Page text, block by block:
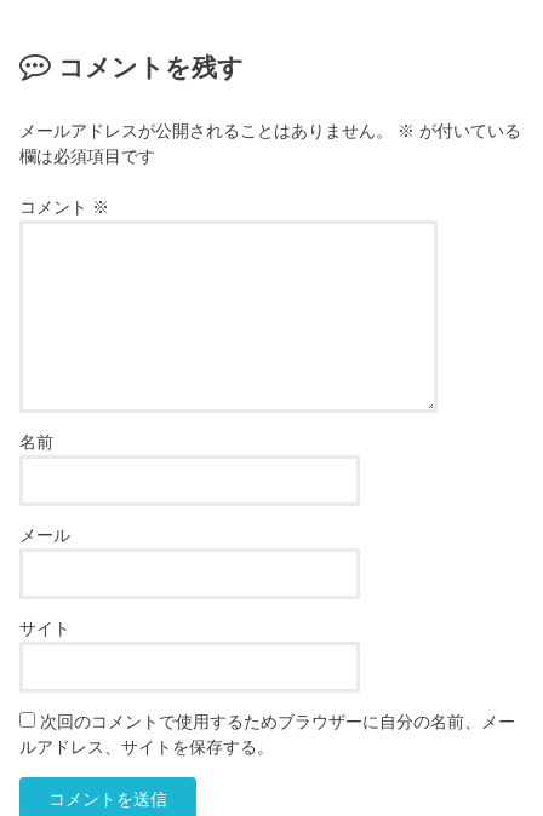
コメントを残す
メールアドレスが公開されることはありません。 ※ が付いている
欄は必須項目です
コメント ※
名前
メール
サイト
次回のコメントで使用するためブラウザーに自分の名前、メー
ルアドレス、サイトを保存する。